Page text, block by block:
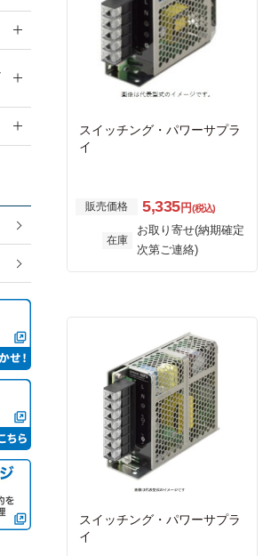
スイッチング・パワーサプラ
イ
販売価格 5,335円(税込)
在庫
お取り寄せ(納期確定
次第ご連絡)
スイッチング・パワーサプラ
イ